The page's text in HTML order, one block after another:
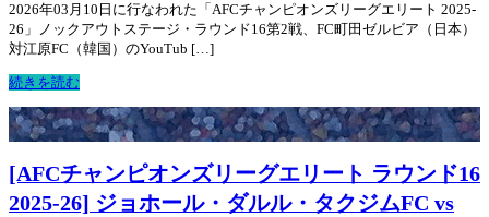
2026年03月10日に行なわれた「AFCチャンピオンズリーグエリート 2025-
26」ノックアウトステージ・ラウンド16第2戦、FC町田ゼルビア（日本）
対江原FC（韓国）のYouTub […]
続きを読む
[AFCチャンピオンズリーグエリート ラウンド16
2025-26] ジョホール・ダルル・タクジムFC vs